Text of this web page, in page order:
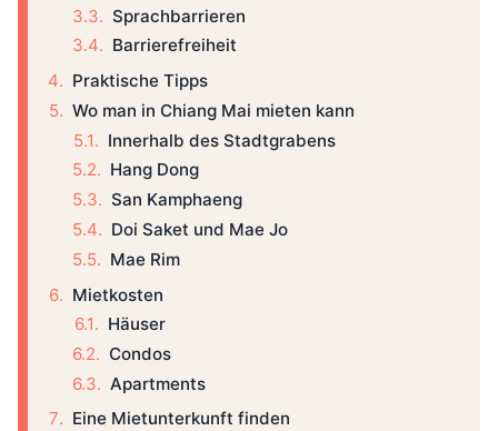
Sprachbarrieren
Barrierefreiheit
Praktische Tipps
Wo man in Chiang Mai mieten kann
Innerhalb des Stadtgrabens
Hang Dong
San Kamphaeng
Doi Saket und Mae Jo
Mae Rim
Mietkosten
Häuser
Condos
Apartments
Eine Mietunterkunft finden